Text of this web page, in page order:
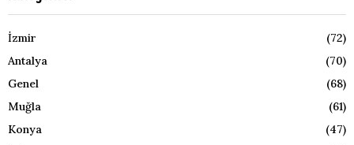
İzmir
(72)
Antalya
(70)
Genel
(68)
Muğla
(61)
Konya
(47)